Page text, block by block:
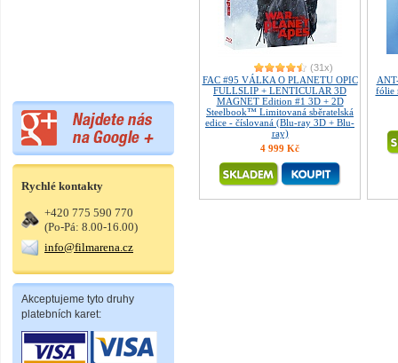
Rychlé kontakty
+420 775 590 770
(Po-Pá: 8.00-16.00)
info@filmarena.cz
Akceptujeme tyto druhy
platebních karet:
(31x)
FAC #95 VÁLKA O PLANETU OPIC
FULLSLIP + LENTICULAR 3D
MAGNET Edition #1 3D + 2D
Steelbook™ Limitovaná sběratelská
edice - číslovaná (Blu-ray 3D + Blu-
ray)
4 999 Kč
fólie